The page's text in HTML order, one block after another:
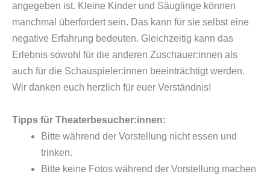
angegeben ist. Kleine Kinder und Säuglinge können
manchmal überfordert sein. Das kann für sie selbst eine
negative Erfahrung bedeuten. Gleichzeitig kann das
Erlebnis sowohl für die anderen Zuschauer:innen als
auch für die Schauspieler:innen beeinträchtigt werden.
Wir danken euch herzlich für euer Verständnis!
Tipps für Theaterbesucher:innen:
Bitte während der Vorstellung nicht essen und
trinken.
Bitte keine Fotos während der Vorstellung machen